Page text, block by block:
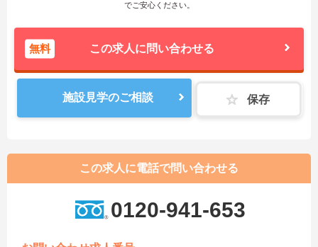
でご安心ください。
無料 この求人に問い合わせる
施設見学のご相談 保存
この求人に電話で問い合わせる
0120-941-653